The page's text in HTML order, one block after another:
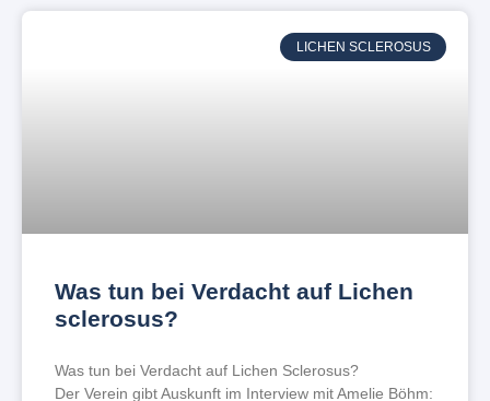
LICHEN SCLEROSUS
Was tun bei Verdacht auf Lichen
sclerosus?
Was tun bei Verdacht auf Lichen Sclerosus?
Der Verein gibt Auskunft im Interview mit Amelie Böhm: